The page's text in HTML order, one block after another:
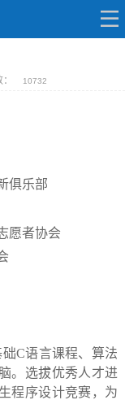
10732
俱乐部
愿者协会
C语言课程、算法
。选拔优秀人才进
程序设计竞赛，为